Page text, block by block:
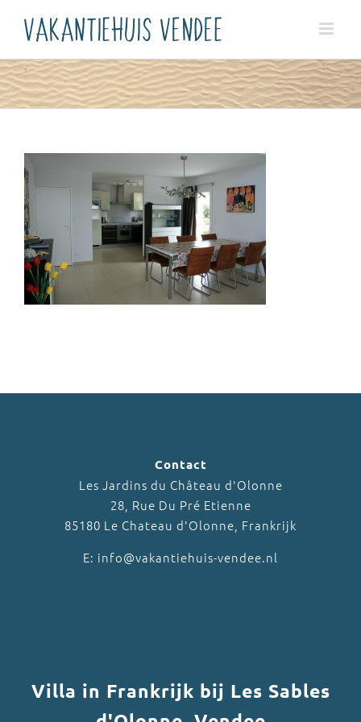
Contact
Les Jardins du Château d'Olonne
28, Rue Du Pré Etienne
85180 Le Chateau d'Olonne, Frankrijk
E: info@vakantiehuis-vendee.nl
Villa in Frankrijk bij Les Sables